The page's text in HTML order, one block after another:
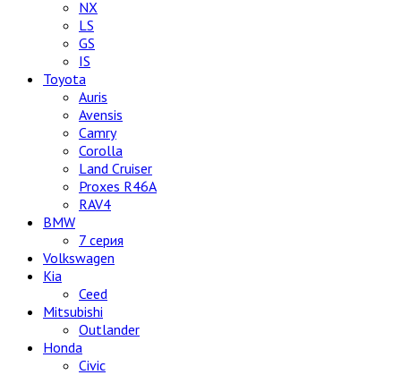
NX
LS
GS
IS
Toyota
Auris
Avensis
Camry
Corolla
Land Cruiser
Proxes R46A
RAV4
BMW
7 серия
Volkswagen
Kia
Ceed
Mitsubishi
Outlander
Honda
Civic